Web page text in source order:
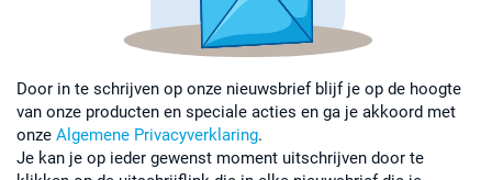
Door in te schrijven op onze nieuwsbrief blijf je op de hoogte
van onze producten en speciale acties en ga je akkoord met
onze Algemene Privacyverklaring.
Je kan je op ieder gewenst moment uitschrijven door te